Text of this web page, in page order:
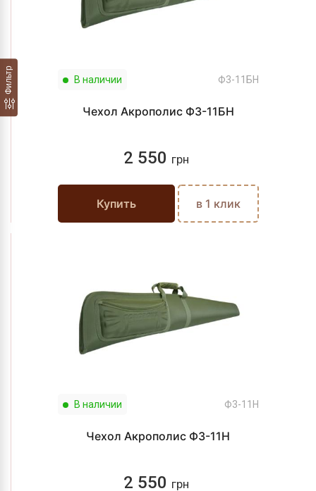
Фильтр В наличии Ф3-11БН
Чехол Акрополис Ф3-11БН
2 550 грн
Купить в 1 клик
В наличии Ф3-11Н
Чехол Акрополис Ф3-11Н
2 550 грн